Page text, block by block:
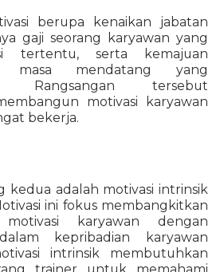
berupa kenaikan jabatan
gaji seorang karyawan yang
tertentu, serta kemajuan
masa mendatang yang
Rangsangan tersebut
motivasi karyawan
bekerja.
kedua adalah motivasi intrinsik
ini fokus membangkitkan
karyawan dengan
kepribadian karyawan
intrinsik membutuhkan